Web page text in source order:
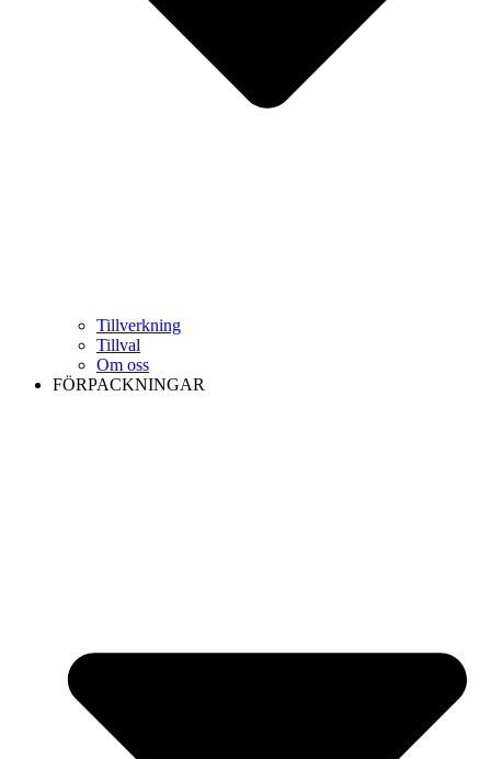
Tillverkning
Tillval
Om oss
FÖRPACKNINGAR